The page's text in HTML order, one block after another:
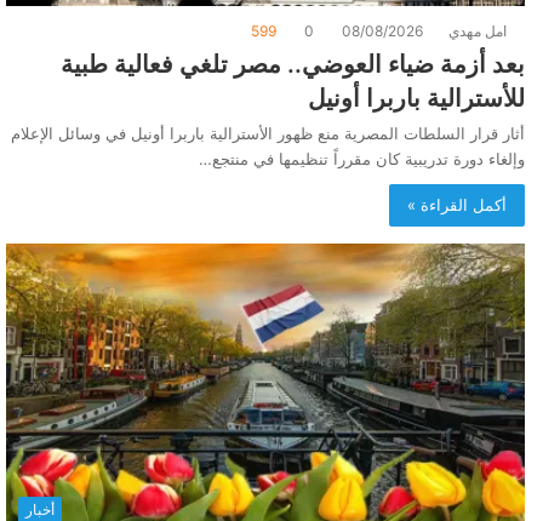
امل مهدي 08/08/2026
0
599
بعد أزمة ضياء العوضي.. مصر تلغي فعالية طبية
للأسترالية باربرا أونيل
أثار قرار السلطات المصرية منع ظهور الأسترالية باربرا أونيل في وسائل الإعلام
وإلغاء دورة تدريبية كان مقرراً تنظيمها في منتجع…
أكمل القراءة »
أخبار